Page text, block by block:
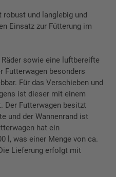
robust und langlebig und
Einsatz zur Fütterung im
sowie eine luftbereifte
Futterwagen besonders
Für das Verschieben und
ist dieser mit einem
Der Futterwagen besitzt
und der Wannenrand ist
hat ein
l, was einer Menge von ca.
Lieferung erfolgt mit